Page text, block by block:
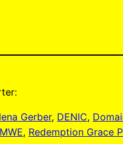
Gerber, DENIC,
MWE, Redemption Grace